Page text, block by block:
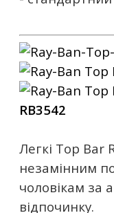
RB3542
Легкі Top Bar
незамінним
чоловікам за
відпочинку.